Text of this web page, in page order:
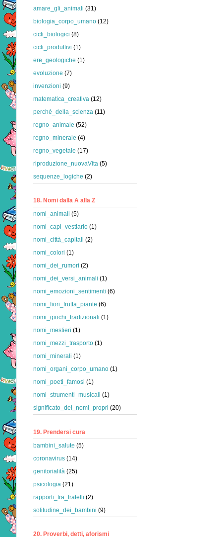
amare_gli_animali (31)
biologia_corpo_umano (12)
cicli_biologici (8)
cicli_produttivi (1)
ere_geologiche (1)
evoluzione (7)
invenzioni (9)
matematica_creativa (12)
perché_della_scienza (11)
regno_animale (52)
regno_minerale (4)
regno_vegetale (17)
riproduzione_nuovaVita (5)
sequenze_logiche (2)
18. Nomi dalla A alla Z
nomi_animali (5)
nomi_capi_vestiario (1)
nomi_città_capitali (2)
nomi_colori (1)
nomi_dei_rumori (2)
nomi_dei_versi_animali (1)
nomi_emozioni_sentimenti (6)
nomi_fiori_frutta_piante (6)
nomi_giochi_tradizionali (1)
nomi_mestieri (1)
nomi_mezzi_trasporto (1)
nomi_minerali (1)
nomi_organi_corpo_umano (1)
nomi_poeti_famosi (1)
nomi_strumenti_musicali (1)
significato_dei_nomi_propri (20)
19. Prendersi cura
bambini_salute (5)
coronavirus (14)
genitorialità (25)
psicologia (21)
rapporti_tra_fratelli (2)
solitudine_dei_bambini (9)
20. Proverbi, detti, aforismi